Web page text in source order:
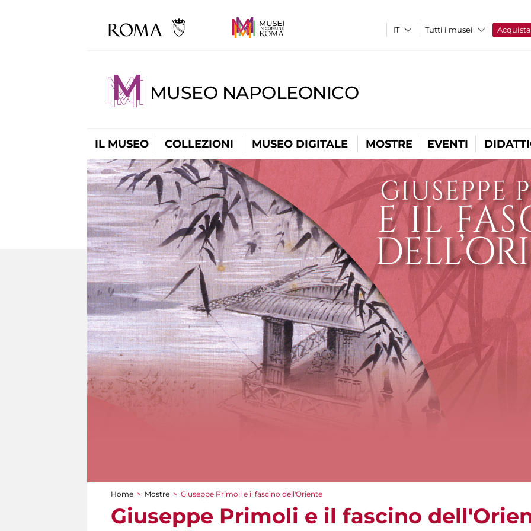
Tutti i musei Acquista
MUSEO NAPOLEONICO
IL MUSEO COLLEZIONI MUSEO DIGITALE MOSTRE EVENTI
Tu sei qui
Home > Mostre > Giuseppe Primoli e il fascino dell'Oriente
Giuseppe Primoli e il fascino